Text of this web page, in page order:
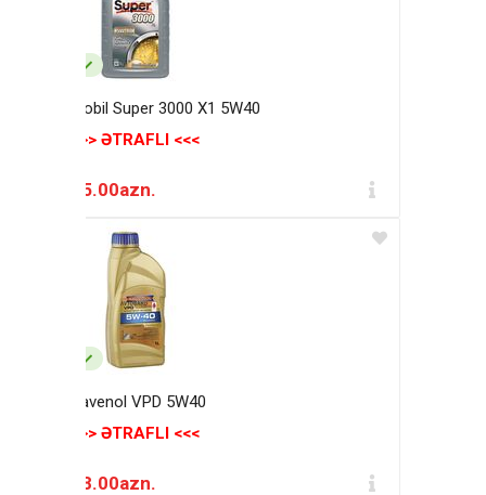
Mobil Super 3000 X1 5W40
>>> ƏTRAFLI <<<
25.00azn.
Ravenol VPD 5W40
>>> ƏTRAFLI <<<
28.00azn.